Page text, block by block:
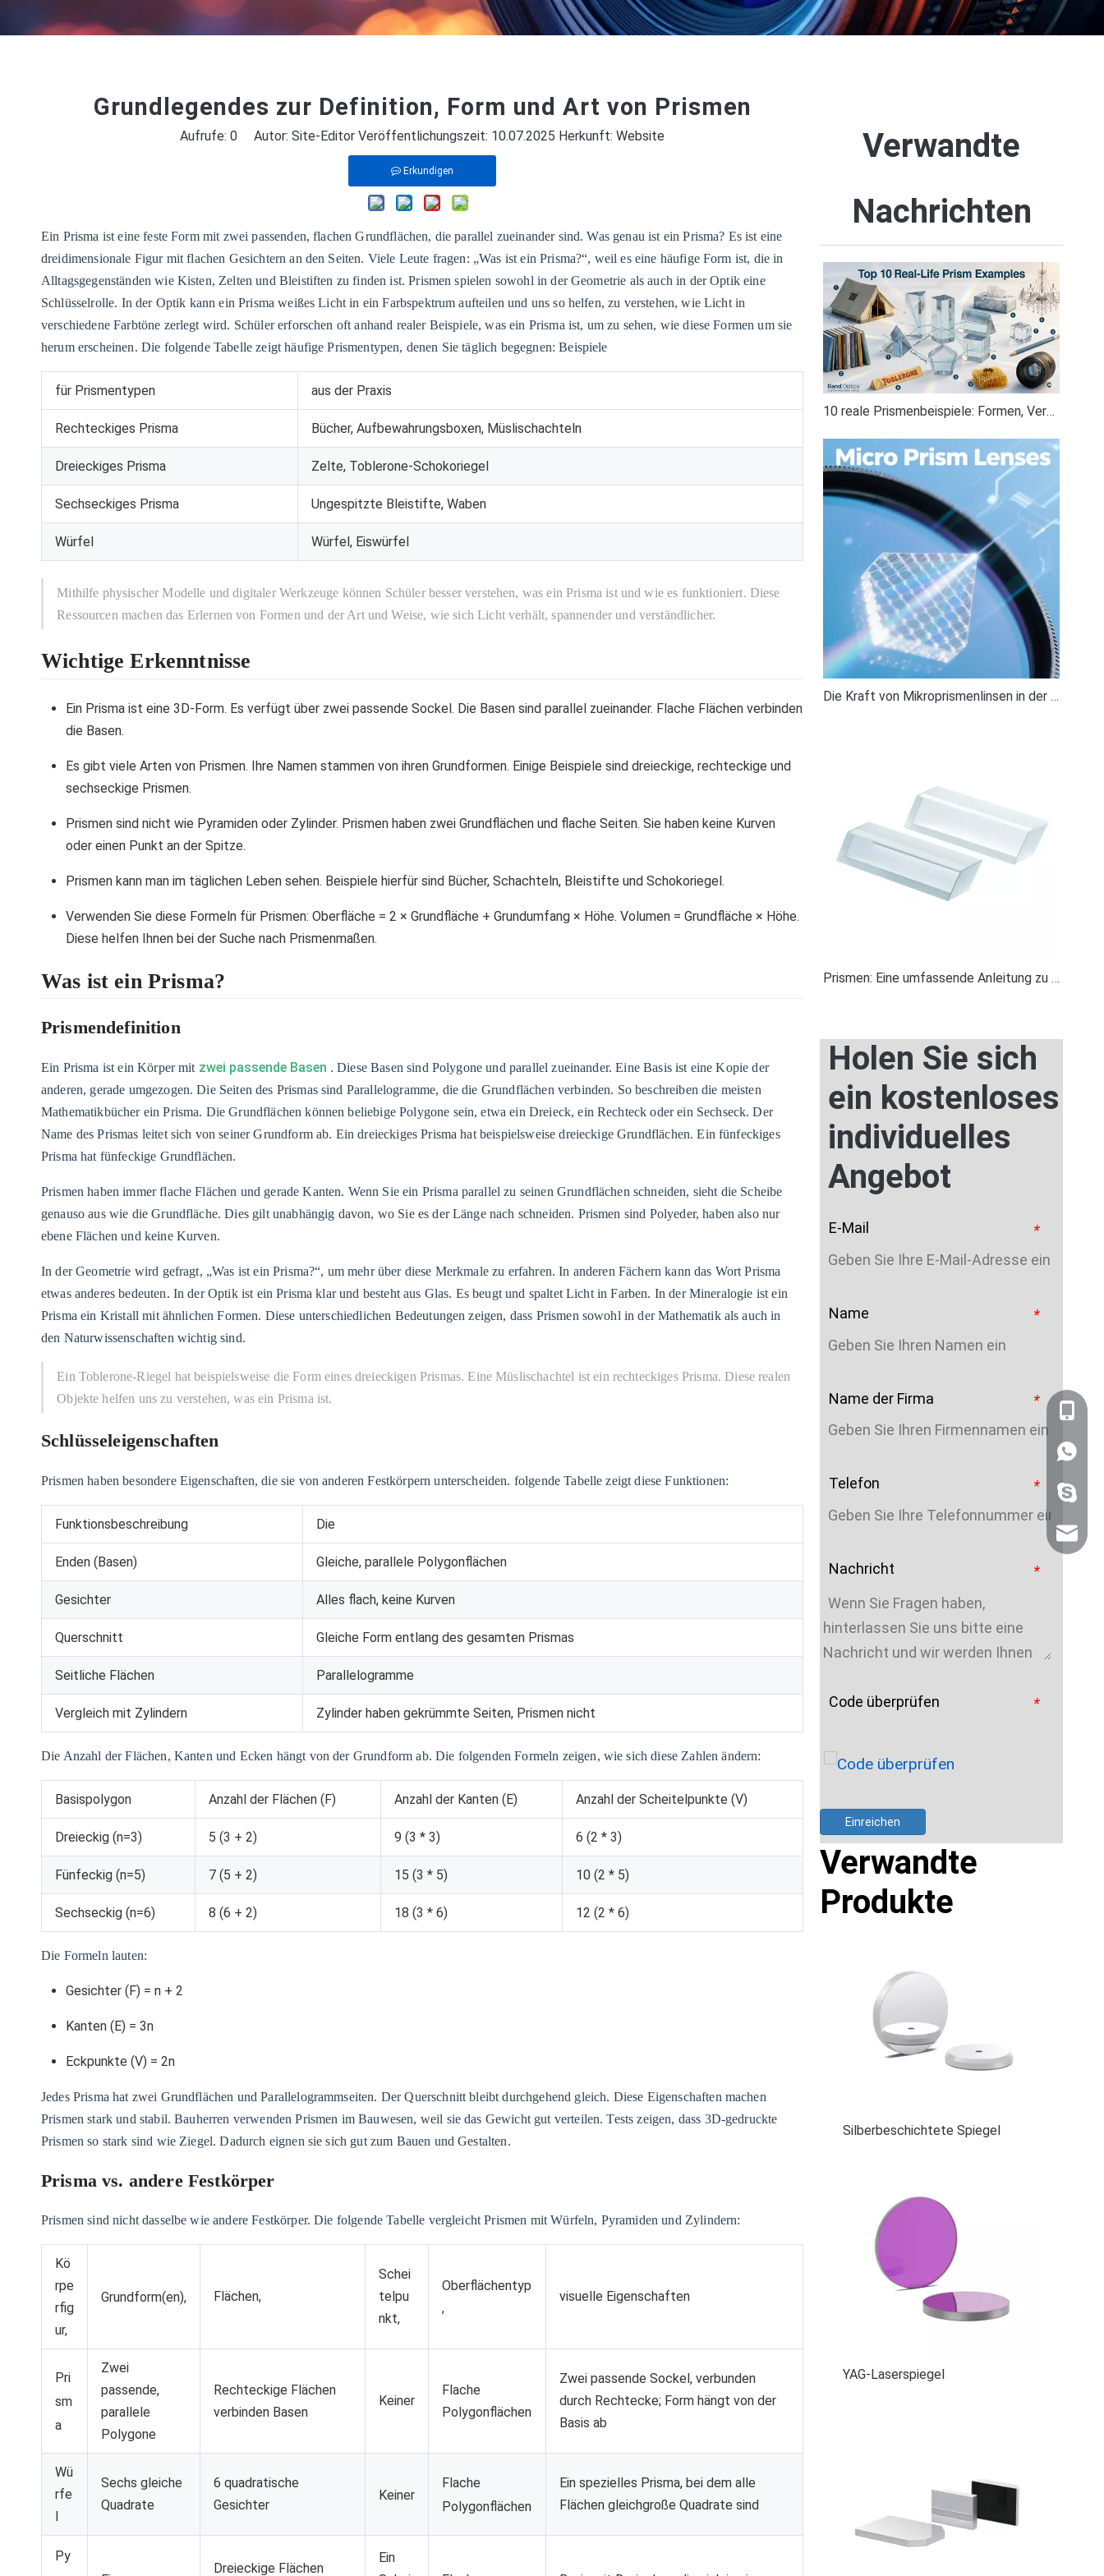
Grundlegendes zur Definition, Form und Art von Prismen
Aufrufe: 0 Autor: Site-Editor Veröffentlichungszeit: 10.07.2025 Herkunft: Website
Erkundigen
Ein Prisma ist eine feste Form mit zwei passenden, flachen Grundflächen, die parallel zueinander sind. Was genau ist ein Prisma? Es ist eine
dreidimensionale Figur mit flachen Gesichtern an den Seiten. Viele Leute fragen: „Was ist ein Prisma?“, weil es eine häufige Form ist, die in
Alltagsgegenständen wie Kisten, Zelten und Bleistiften zu finden ist. Prismen spielen sowohl in der Geometrie als auch in der Optik eine
Schlüsselrolle. In der Optik kann ein Prisma weißes Licht in ein Farbspektrum aufteilen und uns so helfen, zu verstehen, wie Licht in
verschiedene Farbtöne zerlegt wird. Schüler erforschen oft anhand realer Beispiele, was ein Prisma ist, um zu sehen, wie diese Formen um sie
herum erscheinen. Die folgende Tabelle zeigt häufige Prismentypen, denen Sie täglich begegnen: Beispiele
für Prismentypen aus der Praxis
Rechteckiges Prisma Bücher, Aufbewahrungsboxen, Müslischachteln
Dreieckiges Prisma Zelte, Toblerone-Schokoriegel
Sechseckiges Prisma Ungespitzte Bleistifte, Waben
Würfel Würfel, Eiswürfel
Mithilfe physischer Modelle und digitaler Werkzeuge können Schüler besser verstehen, was ein Prisma ist und wie es funktioniert. Diese
Ressourcen machen das Erlernen von Formen und der Art und Weise, wie sich Licht verhält, spannender und verständlicher.
Wichtige Erkenntnisse
Ein Prisma ist eine 3D-Form. Es verfügt über zwei passende Sockel. Die Basen sind parallel zueinander. Flache Flächen verbinden
die Basen.
Es gibt viele Arten von Prismen. Ihre Namen stammen von ihren Grundformen. Einige Beispiele sind dreieckige, rechteckige und
sechseckige Prismen.
Prismen sind nicht wie Pyramiden oder Zylinder. Prismen haben zwei Grundflächen und flache Seiten. Sie haben keine Kurven
oder einen Punkt an der Spitze.
Prismen kann man im täglichen Leben sehen. Beispiele hierfür sind Bücher, Schachteln, Bleistifte und Schokoriegel.
Verwenden Sie diese Formeln für Prismen: Oberfläche = 2 × Grundfläche + Grundumfang × Höhe. Volumen = Grundfläche × Höhe.
Diese helfen Ihnen bei der Suche nach Prismenmaßen.
Was ist ein Prisma?
Prismendefinition
Ein Prisma ist ein Körper mit zwei passende Basen . Diese Basen sind Polygone und parallel zueinander. Eine Basis ist eine Kopie der
anderen, gerade umgezogen. Die Seiten des Prismas sind Parallelogramme, die die Grundflächen verbinden. So beschreiben die meisten
Mathematikbücher ein Prisma. Die Grundflächen können beliebige Polygone sein, etwa ein Dreieck, ein Rechteck oder ein Sechseck. Der
Name des Prismas leitet sich von seiner Grundform ab. Ein dreieckiges Prisma hat beispielsweise dreieckige Grundflächen. Ein fünfeckiges
Prisma hat fünfeckige Grundflächen.
Prismen haben immer flache Flächen und gerade Kanten. Wenn Sie ein Prisma parallel zu seinen Grundflächen schneiden, sieht die Scheibe
genauso aus wie die Grundfläche. Dies gilt unabhängig davon, wo Sie es der Länge nach schneiden. Prismen sind Polyeder, haben also nur
ebene Flächen und keine Kurven.
In der Geometrie wird gefragt, „Was ist ein Prisma?“, um mehr über diese Merkmale zu erfahren. In anderen Fächern kann das Wort Prisma
etwas anderes bedeuten. In der Optik ist ein Prisma klar und besteht aus Glas. Es beugt und spaltet Licht in Farben. In der Mineralogie ist ein
Prisma ein Kristall mit ähnlichen Formen. Diese unterschiedlichen Bedeutungen zeigen, dass Prismen sowohl in der Mathematik als auch in
den Naturwissenschaften wichtig sind.
Ein Toblerone-Riegel hat beispielsweise die Form eines dreieckigen Prismas. Eine Müslischachtel ist ein rechteckiges Prisma. Diese realen
Objekte helfen uns zu verstehen, was ein Prisma ist.
Schlüsseleigenschaften
Prismen haben besondere Eigenschaften, die sie von anderen Festkörpern unterscheiden. folgende Tabelle zeigt diese Funktionen:
Funktionsbeschreibung Die
Enden (Basen) Gleiche, parallele Polygonflächen
Gesichter Alles flach, keine Kurven
Querschnitt Gleiche Form entlang des gesamten Prismas
Seitliche Flächen Parallelogramme
Vergleich mit Zylindern Zylinder haben gekrümmte Seiten, Prismen nicht
Die Anzahl der Flächen, Kanten und Ecken hängt von der Grundform ab. Die folgenden Formeln zeigen, wie sich diese Zahlen ändern:
Basispolygon Anzahl der Flächen (F) Anzahl der Kanten (E) Anzahl der Scheitelpunkte (V)
Dreieckig (n=3) 5 (3 + 2) 9 (3 * 3) 6 (2 * 3)
Fünfeckig (n=5) 7 (5 + 2) 15 (3 * 5) 10 (2 * 5)
Sechseckig (n=6) 8 (6 + 2) 18 (3 * 6) 12 (2 * 6)
Die Formeln lauten:
Gesichter (F) = n + 2
Kanten (E) = 3n
Eckpunkte (V) = 2n
Jedes Prisma hat zwei Grundflächen und Parallelogrammseiten. Der Querschnitt bleibt durchgehend gleich. Diese Eigenschaften machen
Prismen stark und stabil. Bauherren verwenden Prismen im Bauwesen, weil sie das Gewicht gut verteilen. Tests zeigen, dass 3D-gedruckte
Prismen so stark sind wie Ziegel. Dadurch eignen sie sich gut zum Bauen und Gestalten.
Prisma vs. andere Festkörper
Prismen sind nicht dasselbe wie andere Festkörper. Die folgende Tabelle vergleicht Prismen mit Würfeln, Pyramiden und Zylindern:
Kö
rpe
rfig
ur,
Grundform(en), Flächen,
Schei
telpu
nkt,
Oberflächentyp
,
visuelle Eigenschaften
Pri
sm
a
Zwei
passende,
parallele
Polygone
Rechteckige Flächen
verbinden Basen
Keiner
Flache
Polygonflächen
Zwei passende Sockel, verbunden
durch Rechtecke; Form hängt von der
Basis ab
Wü
rfe
Sechs gleiche
Quadrate
6 quadratische
Gesichter
Keiner
Flache
Polygonflächen
Ein spezielles Prisma, bei dem alle
Flächen gleichgroße Quadrate sind
Py
Dreieckige Flächen
Ein
Verwandte
Nachrichten
10 reale Prismenbeispiele: Formen, Verwendungen und optische Prismen
Die Kraft von Mikroprismenlinsen in der modernen Optik
Prismen: Eine umfassende Anleitung zu den optischen Prismen von Band Optics
Holen Sie sich
ein kostenloses
individuelles
Angebot
*
E-Mail
*
Name
*
Name der Firma
*
Telefon
*
Nachricht
*
Code überprüfen
Einreichen
Verwandte
Produkte
Silberbeschichtete Spiegel
YAG-Laserspiegel
+86-
+86